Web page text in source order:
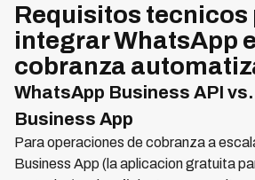
Requisitos tecnicos
integrar WhatsApp
cobranza
WhatsApp Business API
Business App
Para operaciones de cobranza a
Business App (la aplicacion gratuita